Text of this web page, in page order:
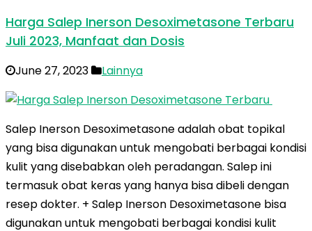
Harga Salep Inerson Desoximetasone Terbaru
Juli 2023, Manfaat dan Dosis
June 27, 2023 Lainnya
Salep Inerson Desoximetasone adalah obat topikal
yang bisa digunakan untuk mengobati berbagai kondisi
kulit yang disebabkan oleh peradangan. Salep ini
termasuk obat keras yang hanya bisa dibeli dengan
resep dokter. + Salep Inerson Desoximetasone bisa
digunakan untuk mengobati berbagai kondisi kulit